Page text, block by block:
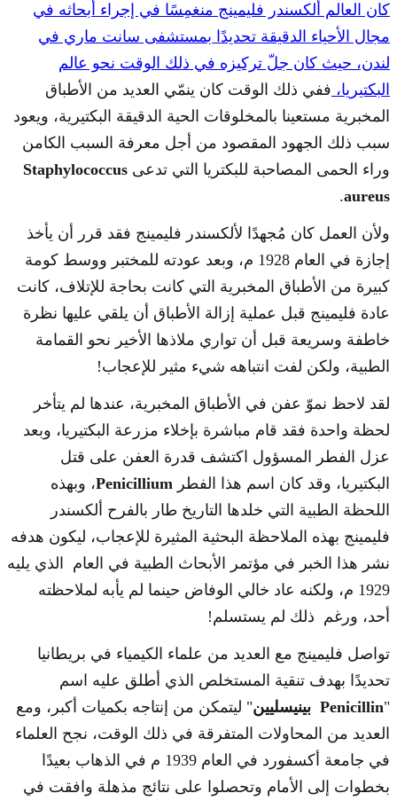
كان العالم ألكسندر فليمينج منغمِسًا في إجراء أبحاثه في
مجال الأحياء الدقيقة تحديدًا بمستشفى سانت ماري في
لندن، حيث كان جلّ تركيزه في ذلك الوقت نحو عالم
البكتيريا، ففي ذلك الوقت كان ينمّي العديد من الأطباق
المخبرية مستعينا بالمخلوقات الحية الدقيقة البكتيرية، ويعود
سبب ذلك الجهود المقصود من أجل معرفة السبب الكامن
وراء الحمى المصاحبة للبكتريا التي تدعى Staphylococcus
aureus
.
ولأن العمل كان مُجهدًا لألكسندر فليمينج فقد قرر أن يأخذ
إجازة في العام 1928 م، وبعد عودته للمختبر ووسط كومة
كبيرة من الأطباق المخبرية التي كانت بحاجة للإتلاف، كانت
عادة فليمينج قبل عملية إزالة الأطباق أن يلقي عليها نظرة
خاطفة وسريعة قبل أن تواري ملاذها الأخير نحو القمامة
الطبية، ولكن لفت انتباهه شيء مثير للإعجاب!
لقد لاحظ نموّ عفن في الأطباق المخبرية، عندها لم يتأخر
لحظة واحدة فقد قام مباشرة بإخلاء مزرعة البكتيريا، وبعد
عزل الفطر المسؤول اكتشف قدرة العفن على قتل
البكتيريا، وقد كان اسم هذا الفطر Penicillium، وبهذه
اللحظة الطبية التي خلدها التاريخ طار بالفرح ألكسندر
فليمينج بهذه الملاحظة البحثية المثيرة للإعجاب، ليكون هدفه
نشر هذا الخبر في مؤتمر الأبحاث الطبية في العام الذي يليه
1929 م، ولكنه عاد خالي الوفاض حينما لم يأبه لملاحظته
أحد، ورغم ذلك لم يستسلم!
تواصل فليمينج مع العديد من علماء الكيمياء في بريطانيا
تحديدًا بهدف تنقية المستخلص الذي أطلق عليه اسم
"Penicillin بينيسليين
" ليتمكن من إنتاجه بكميات أكبر، ومع
العديد من المحاولات المتفرقة في ذلك الوقت، نجح العلماء
في جامعة أكسفورد في العام 1939 م في الذهاب بعيدًا
بخطوات إلى الأمام وتحصلوا على نتائج مذهلة وافقت في